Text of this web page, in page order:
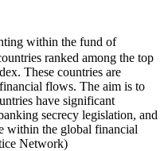
within the fund of
ranked among the top
These countries are
flows. The aim is to
have significant
secrecy legislation, and
within the global financial
Network)